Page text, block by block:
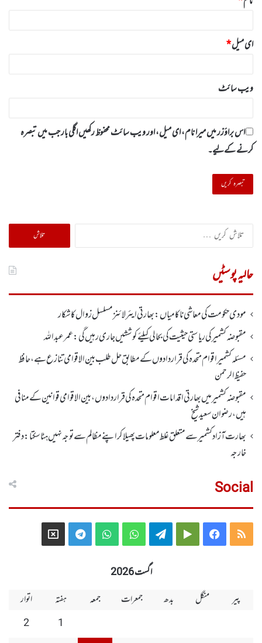
ای میل*
ویب‌ سائٹ
اس براؤزر میں میرا نام، ای میل، اور ویب سائٹ محفوظ رکھیں اگلی بار جب میں تبصرہ
کرنے کےلیے۔
تلاش
کریں
حالیہ پوسٹیں
مودی حکومت کی معاشی ناکامیاں: بھارتی ایئرلائنز مسلسل زوال کا شکار
مقبوضہ کشمیر کی ریاستی حیثیت کی بحالی کیلئے کوششیں جاری رہیں گی: عمر عبداللہ
مسئلہ کشمیر اقوام متحدہ کی قراردادوں کے مطابق حل طلب بین الاقوامی تنازع ہے، حافظ
حفیظ الرحمن
مقبوضہ کشمیر میں بھارتی اقدامات اقوام متحدہ کی قراردادوں، بین الاقوامی قوانین کے منافی
ہیں،رضوان سعید شیخ
بھارت آزاد کشمیر سے متعلق غلط معلومات پھیلا کر اپنے مظالم سے توجہ نہیں ہٹا سکتا: دفتر
خارجہ
Social
RSS
Facebook
Google
Telegram
WhatsApp
WhatsApp
Telegram
X
اگست 2026
پیر
منگل بدھ جمعرات جمعہ ہفتہ
اتوار
1
2